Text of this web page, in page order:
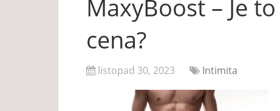
MaxyBoost – Je
cena?
listopad 30, 2023
Intimita